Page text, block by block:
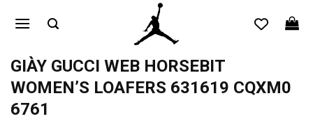
qua
dungGIÀY GUCCI WEB HORSEBIT
WOMEN’S LOAFERS 631619 CQXM0
6761